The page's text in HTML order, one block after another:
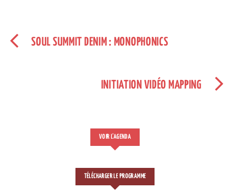
SOUL SUMMIT DENIM : MONOPHONICS
INITIATION VIDÉO MAPPING
VOIR L'AGENDA
TÉLÉCHARGER LE PROGRAMME